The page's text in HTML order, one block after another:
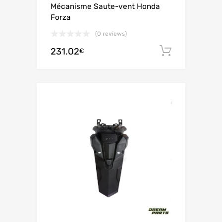
Mécanisme Saute-vent Honda
Forza
(0 reviews)
231.02€